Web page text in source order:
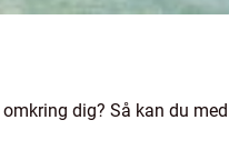
dig? Så kan du med